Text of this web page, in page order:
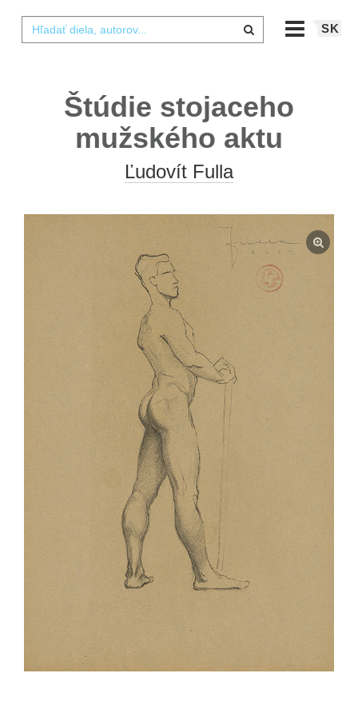
SK
Štúdie stojaceho
mužského aktu
Ľudovít Fulla